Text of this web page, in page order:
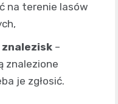
na terenie lasów
znalezisk –
znalezione
je zgłosić.